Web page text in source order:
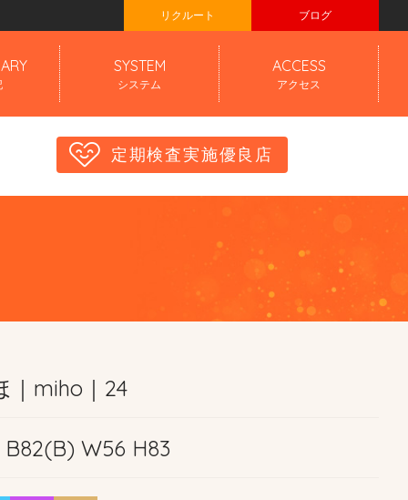
リクルート ブログ
SYSTEM
システム
ACCESS
アクセス
定期検査実施優良店
｜miho｜24
B82(B) W56 H83